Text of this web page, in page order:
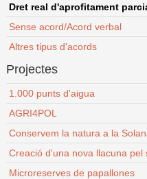
Dret real d'aprofitament
Sense acord/Acord verbal
Altres tipus d'acords
Projectes
1.000 punts d'aigua
AGRI4POL
Conservem la natura a la
Creació d'una nova llacuna
Microreserves de papallones